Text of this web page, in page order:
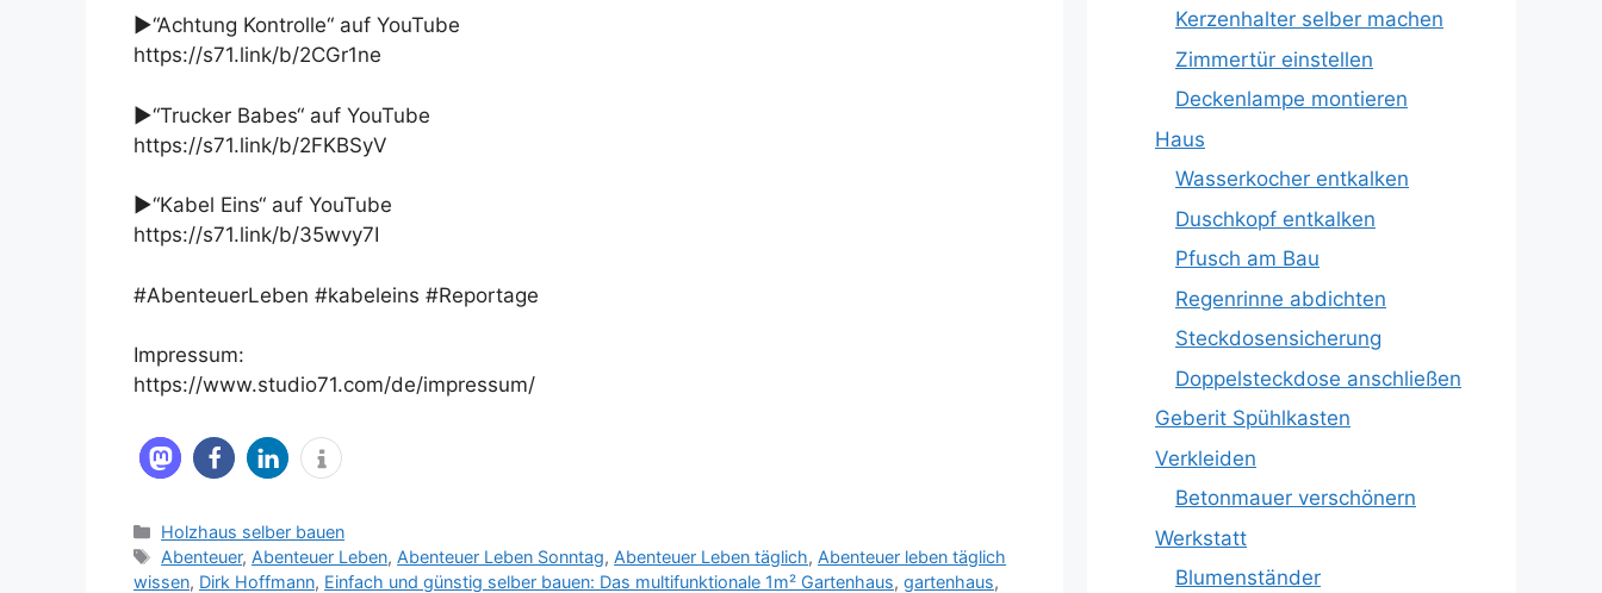
►“Achtung Kontrolle“ auf YouTube
https://s71.link/b/2CGr1ne
►“Trucker Babes“ auf YouTube
https://s71.link/b/2FKBSyV
►“Kabel Eins“ auf YouTube
https://s71.link/b/35wvy7I
#AbenteuerLeben #kabeleins #Reportage
Impressum:
https://www.studio71.com/de/impressum/
Kategorien
Holzhaus selber bauen
Schlagwörter
Abenteuer, Abenteuer Leben, Abenteuer Leben Sonntag, Abenteuer Leben täglich, Abenteuer leben täglich
wissen, Dirk Hoffmann, Einfach und günstig selber bauen: Das multifunktionale 1m² Gartenhaus, gartenhaus,
Kerzenhalter selber machen
Zimmertür einstellen
Deckenlampe montieren
Haus
Wasserkocher entkalken
Duschkopf entkalken
Pfusch am Bau
Regenrinne abdichten
Steckdosensicherung
Doppelsteckdose anschließen
Geberit Spühlkasten
Verkleiden
Betonmauer verschönern
Werkstatt
Blumenständer